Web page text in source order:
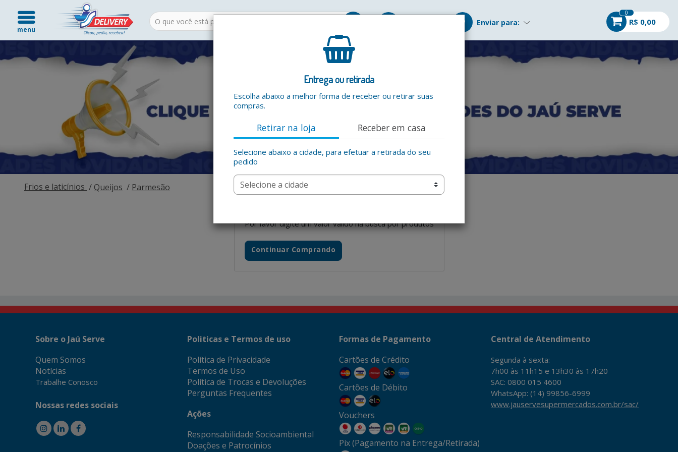
menu
Enviar para:
0
R$ 0,00
Entrega ou retirada
Escolha abaixo a melhor forma de receber ou retirar suas
compras.
Retirar na loja Receber em casa
Selecione abaixo a cidade, para efetuar a retirada do seu
pedido
Frios e laticínios Queijos Parmesão
Por favor digite um valor valido na busca por produtos
Continuar Comprando
Sobre o Jaú Serve
Quem Somos
Notícias
Trabalhe Conosco
Nossas redes sociais
Politicas e Termos de uso
Política de Privacidade
Termos de Uso
Política de Trocas e Devoluções
Perguntas Frequentes
Ações
Responsabilidade Socioambiental
Doações e Patrocínios
Formas de Pagamento
Cartões de Crédito
Cartões de Débito
Vouchers
Pix (Pagamento na Entrega/Retirada)
Central de Atendimento
Segunda à sexta:
7h00 às 11h15 e 13h30 às 17h20
SAC: 0800 015 4600
WhatsApp: (14) 99856-6999
www.jauservesupermercados.com.br/sac/